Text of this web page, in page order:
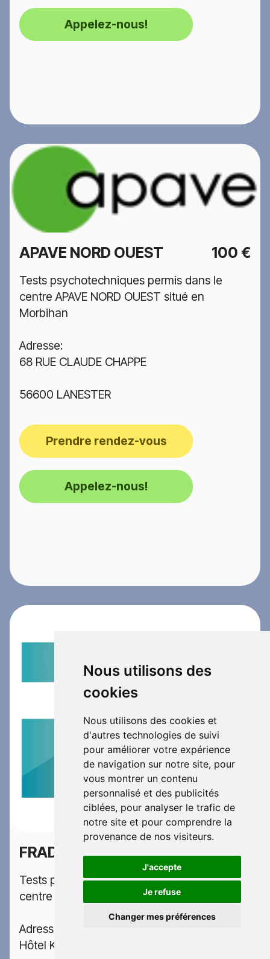
Nous utilisons des
cookies
Nous utilisons des cookies et
d'autres technologies de suivi
pour améliorer votre expérience
de navigation sur notre site, pour
vous montrer un contenu
personnalisé et des publicités
ciblées, pour analyser le trafic de
notre site et pour comprendre la
provenance de nos visiteurs.
J'accepte
Je refuse
Changer mes préférences
Appelez-nous!
APAVE NORD OUEST 100 €
Tests psychotechniques permis dans le
centre APAVE NORD OUEST situé en
Morbihan
Adresse:
68 RUE CLAUDE CHAPPE
56600 LANESTER
Prendre rendez-vous
Appelez-nous!
FRADET 100 €
Tests psychotechniques permis dans le
centre FRADET situé en Morbihan
Adresse:
Hôtel Kyriad, 8 place de La Libération